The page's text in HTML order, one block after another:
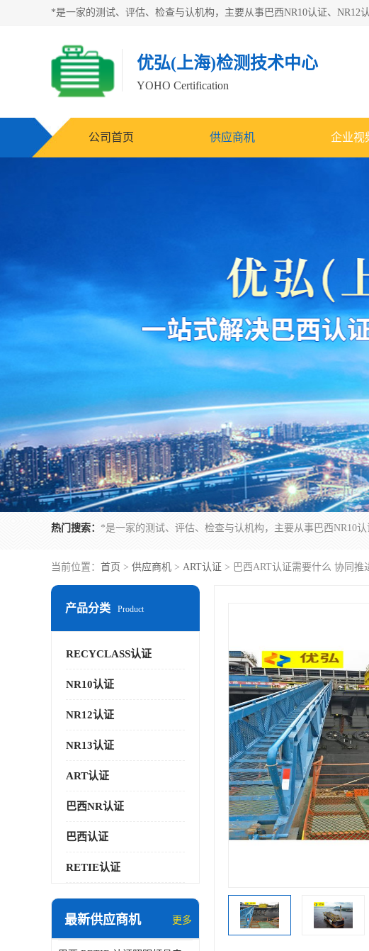
优弘(上海)检测技术中心
YOHO Certification
公司首页 供应商机 企业视
热门搜索：
当前位置： 首页 > 供应商机 > ART认证 > 巴西ART认证需要什么 协同推
产品分类 Product
RECYCLASS认证
NR10认证
NR12认证
NR13认证
ART认证
巴西NR认证
巴西认证
RETIE认证
最新供应商机 更多